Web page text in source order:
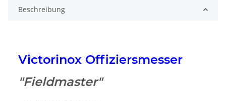
Beschreibung
Victorinox Offiziersmesser
"Fieldmaster"